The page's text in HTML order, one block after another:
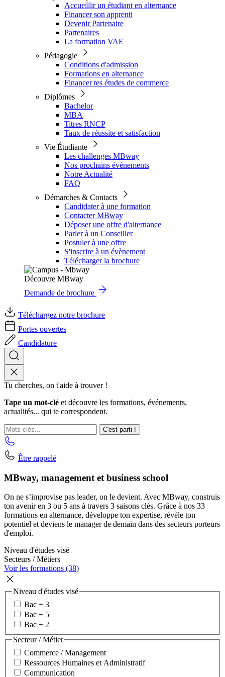
Accueillir un étudiant en alternance
Financer son apprenti
Devenir Partenaire
Partenaires
La formation VAE
Pédagogie
Conditions d'admission
Formations en alternance
Financer tes études de commerce
Diplômes
Bachelor
MBA
Titres RNCP
Taux de réussite et satisfaction
Vie Étudiante
Les challenges MBway
Nos prochains évènements
Notre Actualité
FAQ
Démarches & Contacts
Candidater à une formation
Contacter MBway
Déposer une offre d'alternance
Parler à un Conseiller
Postuler à une offre
S'inscrire à un évènement
Télécharger la brochure
Découvre MBway
Demande de brochure
Téléchargez notre brochure
Portes ouvertes
Candidature
Tu cherches, on t'aide à trouver !
Tape un mot-clé et découvre les formations, événements,
actualités... qui te correspondent.
C'est parti !
Être rappelé
MBway, management et business school
On ne s’improvise pas leader, on le devient. Avec MBway, construis
ton avenir en 3 ou 5 ans à travers 3 saisons clés. Grâce à nos 33
formations en alternance, développe ton expertise, révèle ton
potentiel et deviens le manager de demain dans des secteurs porteurs
d'emploi.
Niveau d'études visé
Secteurs / Métiers
Voir les formations (38)
Niveau d'études visé
Bac + 3
Bac + 5
Bac + 2
Secteur / Métier
Commerce / Management
Ressources Humaines et Administratif
Communication